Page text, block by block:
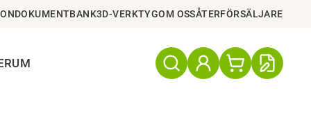
DOKUMENTBANK3D-VERKTYGOM OSSÅTERFÖRSÄLJARE